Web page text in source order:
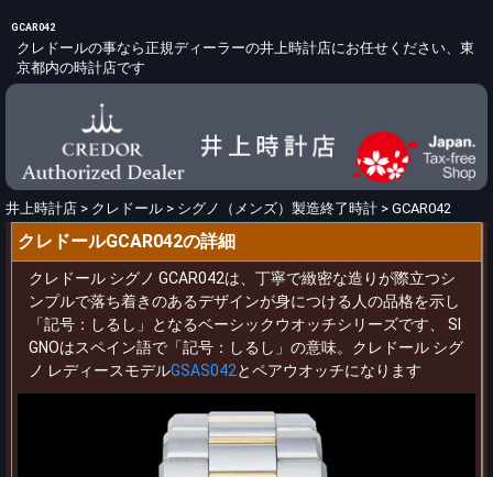
GCAR042
クレドールの事なら正規ディーラーの井上時計店にお任せください、東
京都内の時計店です
井上時計店 > クレドール > シグノ（メンズ）製造終了時計 > GCAR042
クレドールGCAR042の詳細
クレドール シグノ GCAR042は、丁寧で緻密な造りが際立つシ
ンプルで落ち着きのあるデザインが身につける人の品格を示し
「記号：しるし」となるベーシックウオッチシリーズです、 SI
GNOはスペイン語で「記号：しるし」の意味。クレドール シグ
ノ レディースモデルGSAS042とペアウオッチになります